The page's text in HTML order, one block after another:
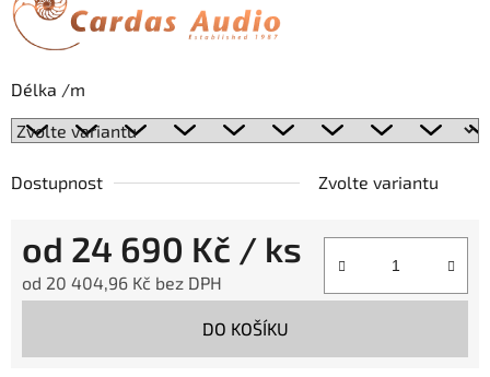
Délka /m
Dostupnost Zvolte variantu
od 24 690 Kč / ks
od 20 404,96 Kč bez DPH
DO KOŠÍKU